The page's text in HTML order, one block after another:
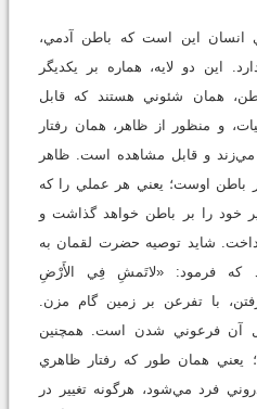
انسان اين است كه باطن آدمي،
اين دو لايه، هماره بر يكديگر
همان شئوني هستند كه قابل
و منظور از ظاهر، همان رفتار
و قابل مشاهده است. ظاهر
باطن اوست؛ يعني هر عملي را كه
خود را بر باطن خواهد گذاشت و
شايد توصيه حضرت لقمان به
كه فرمود:‌ «لاتَمشِ فِي الأَرْضِ
راه رفتن، با تفرعن بر زمين گام مزن.
آن فرعوني شدن است. همچنين
يعني همان طور كه رفتار ظاهري
فرد مي‌شود، هرگونه تغيير در